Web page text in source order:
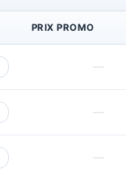
PRIX PROMO
—
—
—